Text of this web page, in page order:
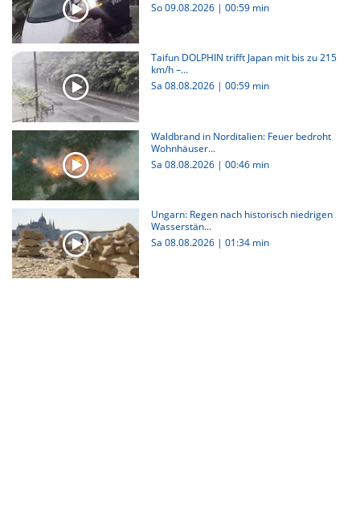
So 09.08.2026 | 00:59 min
Taifun DOLPHIN trifft Japan mit bis zu 215
km/h –...
Sa 08.08.2026 | 00:59 min
Waldbrand in Norditalien: Feuer bedroht
Wohnhäuser...
Sa 08.08.2026 | 00:46 min
Ungarn: Regen nach historisch niedrigen
Wasserstän...
Sa 08.08.2026 | 01:34 min